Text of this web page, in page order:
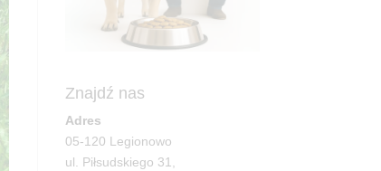
Znajdź nas
Adres
05-120 Legionowo
ul. Piłsudskiego 31,